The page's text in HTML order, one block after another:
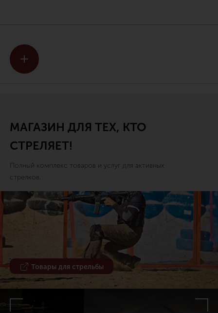
МАГАЗИН ДЛЯ ТЕХ, КТО
СТРЕЛЯЕТ!
Полный комплекс товаров и услуг для активных
стрелков.
Товары для стрельбы